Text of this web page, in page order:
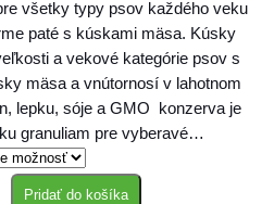
r
i
c
e
a
všetky typy psov každého veku
paté s kúskami mäsa. Kúsky
a vekové kategórie psov s
mäsa a vnútornosí v lahotnom
lepku, sóje a GMO konzerva je
granuliam pre vyberavé…
Pridať do košíka